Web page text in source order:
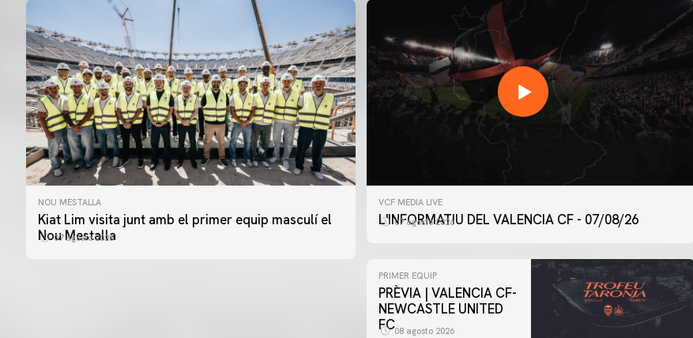
NOU MESTALLA
Kiat Lim visita junt amb el primer equip masculí el
Nou Mestalla
07 agosto 2026
VCF MEDIA LIVE
L'INFORMATIU DEL VALENCIA CF - 07/08/26
07 agosto 2026
PRIMER EQUIP
PRÈVIA | VALENCIA CF-
NEWCASTLE UNITED
FC08 agosto 2026